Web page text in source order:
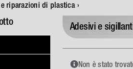
riparazioni di plastica
Adesivi e
Non è stato